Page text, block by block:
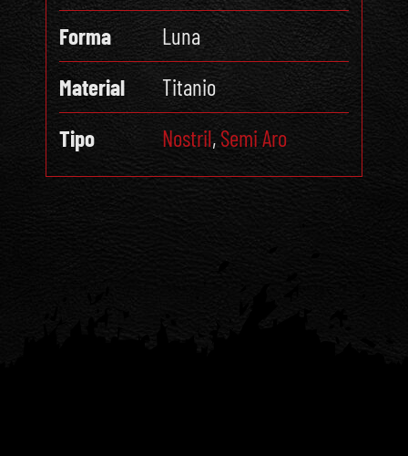
Forma
Luna
Material
Titanio
Tipo
Nostril, Semi Aro